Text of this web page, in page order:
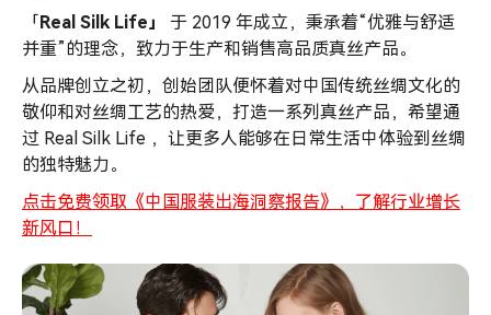
美？
「Real Silk Life」 于 2019 年成立，秉承着“优雅与舒适
并重”的理念，致力于生产和销售高品质真丝产品。
从品牌创立之初，创始团队便怀着对中国传统丝绸文化的
敬仰和对丝绸工艺的热爱，打造一系列真丝产品，希望通
过 Real Silk Life ，让更多人能够在日常生活中体验到丝绸
的独特魅力。
点击免费领取《中国服装出海洞察报告》，了解行业增长
新风口！